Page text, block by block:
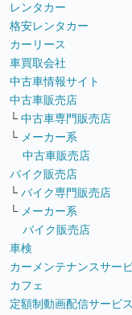
レンタカー
格安レンタカー
カーリース
車買取会社
中古車情報サイト
中古車販売店
└ 中古車専門販売店
└ メーカー系
中古車販売店
バイク販売店
└ バイク専門販売店
└ メーカー系
バイク販売店
車検
カーメンテナンスサー
カフェ
定額制動画配信サービス